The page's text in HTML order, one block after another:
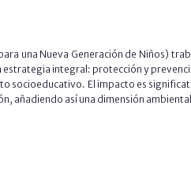
una Nueva Generación de Niños)
estrategia integral: protección y
socioeducativo. El impacto es
añadiendo así una dimensión